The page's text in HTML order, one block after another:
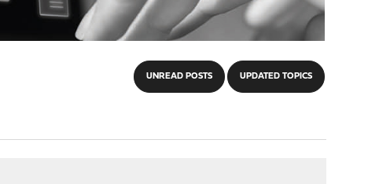
UNREAD POSTS UPDATED TOPICS